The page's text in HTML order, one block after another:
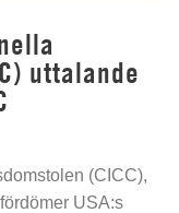
uttalande
(CICC),
USA:s